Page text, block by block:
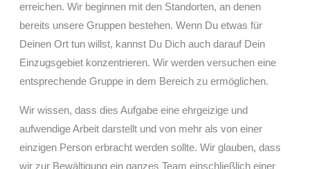
erreichen. Wir beginnen mit den Standorten, an denen
bereits unsere Gruppen bestehen. Wenn Du etwas für
Deinen Ort tun willst, kannst Du Dich auch darauf Dein
Einzugsgebiet konzentrieren. Wir werden versuchen eine
entsprechende Gruppe in dem Bereich zu ermöglichen.
Wir wissen, dass dies Aufgabe eine ehrgeizige und
aufwendige Arbeit darstellt und von mehr als von einer
einzigen Person erbracht werden sollte. Wir glauben, dass
wir zur Bewältigung ein ganzes Team einschließlich einer